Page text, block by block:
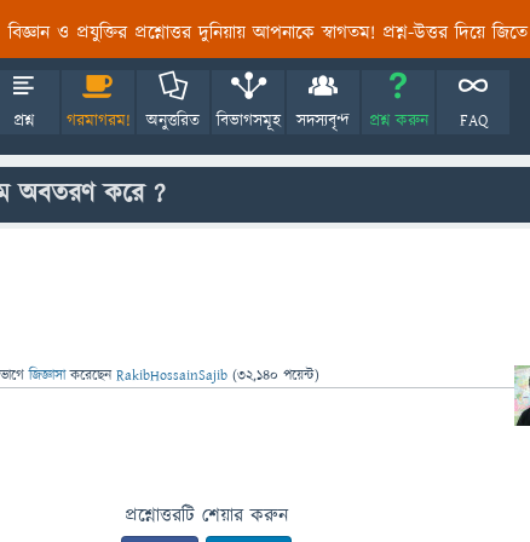
বিজ্ঞান ও প্রযুক্তির প্রশ্নোত্তর দুনিয়ায় আপনাকে স্বাগতম! প্রশ্ন-উত্তর দিয়ে
প্রশ্ন গরমাগরম! অনুত্তরিত বিভাগসমূহ সদস্যবৃন্দ প্রশ্ন করুন FAQ
অবতরণ করে ?
জিজ্ঞাসাকরেছেনRakibHossainSajib (32,140 পয়েন্ট)
প্রশ্নোত্তরটি শেয়ার করুন